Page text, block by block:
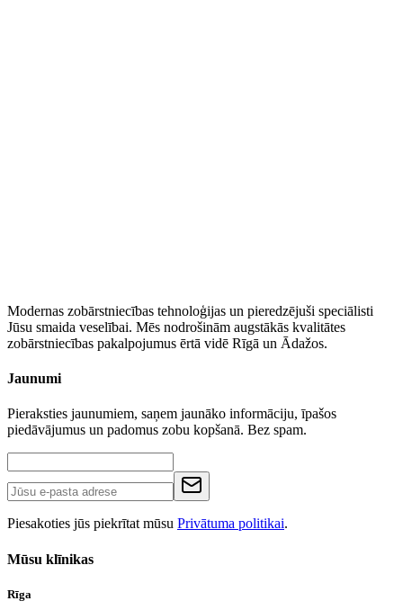
Modernas zobārstniecības tehnoloģijas un pieredzējuši speciālisti
Jūsu smaida veselībai. Mēs nodrošinām augstākās kvalitātes
zobārstniecības pakalpojumus ērtā vidē Rīgā un Ādažos.
Jaunumi
Pieraksties jaunumiem, saņem jaunāko informāciju, īpašos
piedāvājumus un padomus zobu kopšanā. Bez spam.
Piesakoties jūs piekrītat mūsu Privātuma politikai.
Mūsu klīnikas
Rīga